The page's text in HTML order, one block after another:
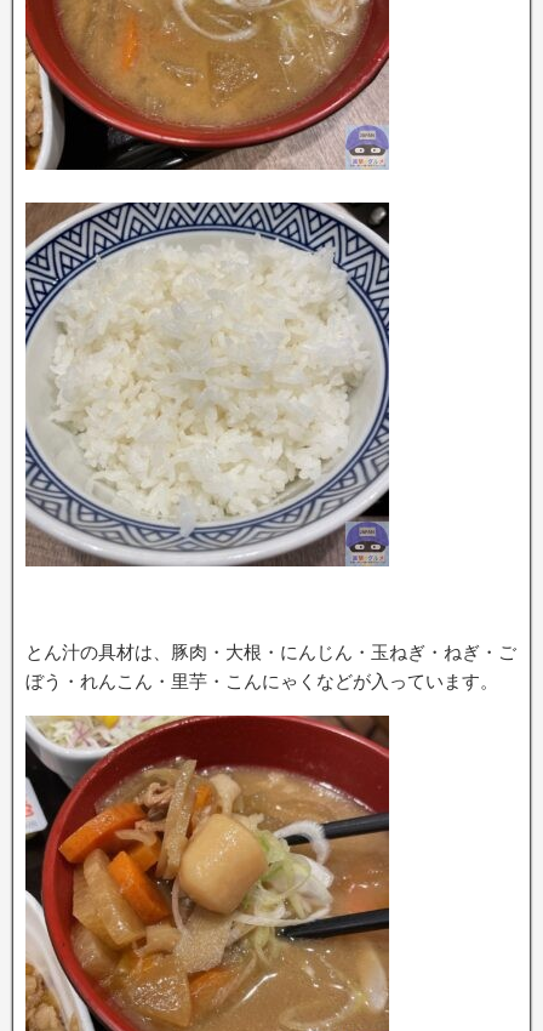
とん汁の具材は、豚肉・大根・にんじん・玉ねぎ・ねぎ・ご
ぼう・れんこん・里芋・こんにゃくなどが入っています。